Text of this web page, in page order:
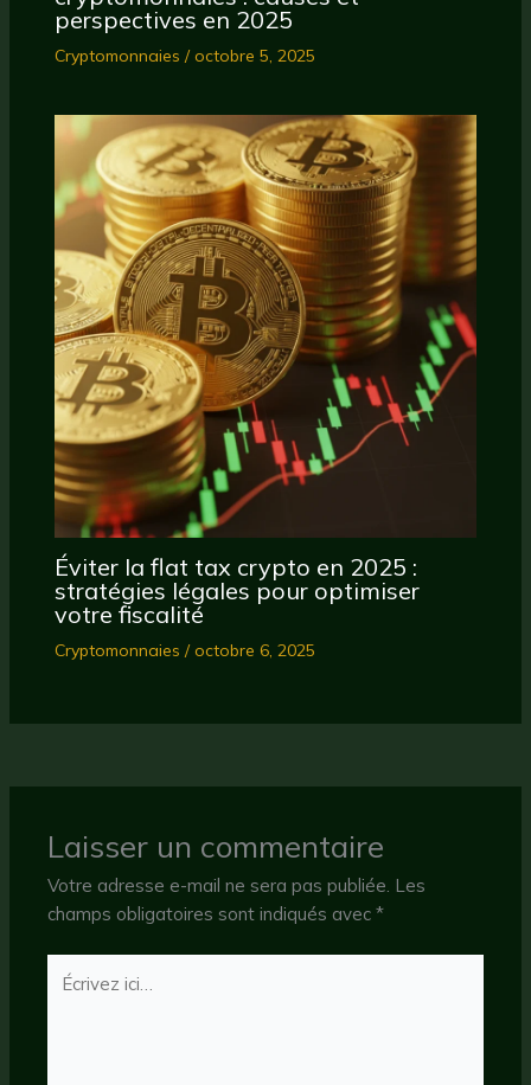
perspectives en 2025
Cryptomonnaies /octobre 5, 2025
Éviter la flat tax crypto en 2025 :
stratégies légales pour optimiser
votre fiscalité
Cryptomonnaies /octobre 6, 2025
Laisser un commentaire
Votre adresse e-mail ne sera pas publiée. Les
champs obligatoires sont indiqués avec*
Écrivez
ici…